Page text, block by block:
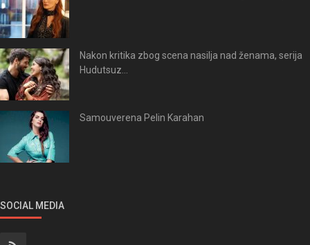
Nakon kritika zbog scena nasilja nad ženama, serija
Hudutsuz...
Samouverena Pelin Karahan
SOCIAL MEDIA